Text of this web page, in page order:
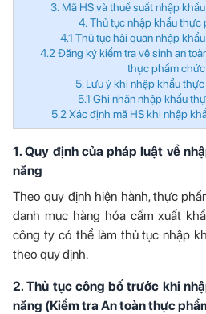
3. Mã HS và thuế suất nhập
4. Thủ tục nhập khẩu thực
4.1 Thủ tục hải quan nhập
4.2 Đăng ký kiểm tra vệ sinh an
thực phẩm chức
5. Lưu ý khi nhập khẩu
5.1 Ghi nhãn nhập khẩu
5.2 Xác định mã HS khi nhập
1. Quy định của pháp luật về
năng
Theo quy định hiện hành, thực
danh mục hàng hóa cấm xuất
công ty có thể làm thủ tục nhập
theo quy định.
2. Thủ tục công bố trước khi
năng (Kiểm tra An toàn thực